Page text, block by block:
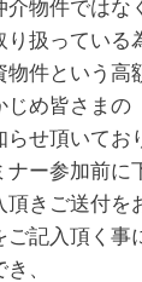
介物件ではな
扱っている
物件という高
じめ皆さまの
せ頂いてお
ナー参加前に
きご送付を
ご記入頂く事
、